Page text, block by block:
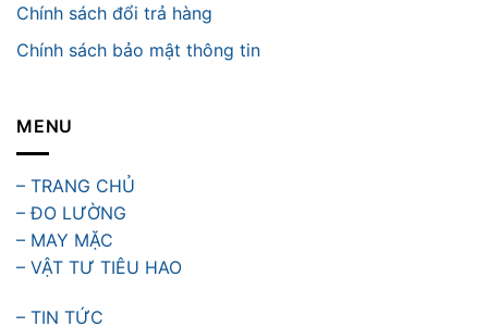
Chính sách đổi trả hàng
Chính sách bảo mật thông tin
MENU
– TRANG CHỦ
– ĐO LƯỜNG
– MAY MẶC
– VẬT TƯ TIÊU HAO
– TIN TỨC